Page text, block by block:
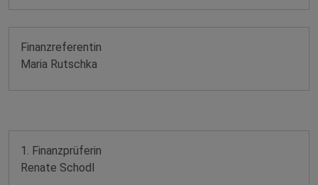
Finanzreferentin
Maria Rutschka
1. Finanzprüferin
Renate Schodl